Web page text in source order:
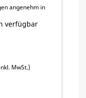
angenehm in
liegen
verfügbar
MwSt.)